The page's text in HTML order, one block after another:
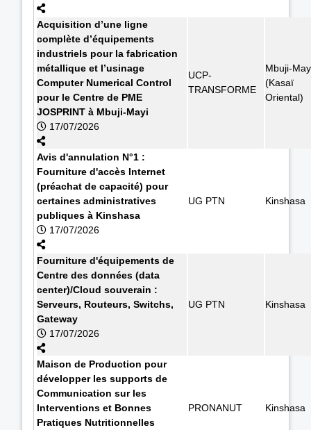
Acquisition d’une ligne
complète d’équipements
industriels pour la fabrication
métallique et l’usinage
Computer Numerical Control
pour le Centre de PME
JOSPRINT à Mbuji-Mayi
17/07/2026
UCP-
TRANSFORME
Mbuji-
(Kasaï
Oriental)
Avis d'annulation N°1 :
Fourniture d'accès Internet
(préachat de capacité) pour
certaines administratives
publiques à Kinshasa
17/07/2026
UG PTN Kinshasa
Fourniture d'équipements de
Centre des données (data
center)/Cloud souverain :
Serveurs, Routeurs, Switchs,
Gateway
17/07/2026
UG PTN Kinshasa
Maison de Production pour
développer les supports de
Communication sur les
Interventions et Bonnes
Pratiques Nutritionnelles
PRONANUT Kinshasa